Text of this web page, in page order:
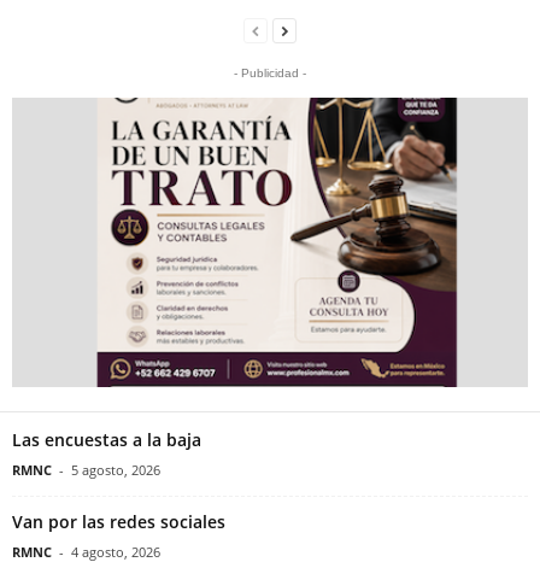
- Publicidad -
Las encuestas a la baja
RMNC - 5 agosto, 2026
Van por las redes sociales
RMNC - 4 agosto, 2026